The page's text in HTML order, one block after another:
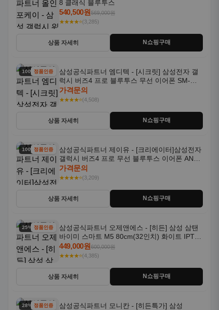
8 클래식 블루투스
540,500원569,000원
★★★★⭐(3,285)
상품 자세히 N쇼핑구매
100% 할인
정품인증
삼성공식파트너 엠디텍 - [시크릿] 삼성전자 갤
럭시 버즈4 프로 블루투스 무선 이어폰 SM-
R640N
가격문의
★★★★⭐(4,508)
상품 자세히 N쇼핑구매
100% 할인
정품인증
삼성공식파트너 제이유 - [크리에이터]삼성전자
갤럭시 버즈4 프로 무선 블루투스 이어폰 ANC
SM-R640N
가격문의
★★★★⭐(3,209)
상품 자세히 N쇼핑구매
25% 할인정품인증
삼성공식파트너 오제앤에스 - [히든] 삼성 삼탠
바이미 스마트 M5 80cm(32인치) 화이트 IPTV
OTT 패키지
449,000원600,000원
★★★★⭐(4,385)
상품 자세히 N쇼핑구매
28% 할인정품인증
삼성공식파트너 모니칸 - [히든특가] 삼성